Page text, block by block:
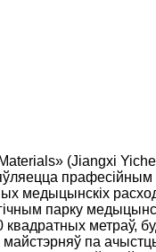
(Jiangxi
медыцынскіх
парку
квадратных метраў,
па